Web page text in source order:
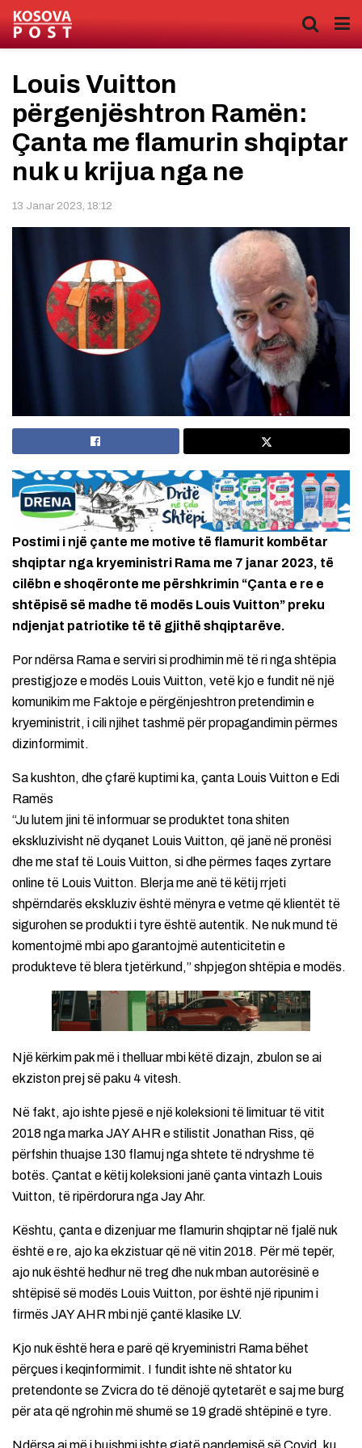
Louis Vuitton
përgenjështron Ramën:
Çanta me flamurin shqiptar
nuk u krijua nga ne
13 Janar 2023, 18:12
Postimi i një çante me motive të flamurit kombëtar
shqiptar nga kryeministri Rama me 7 janar 2023, të
cilëbn e shoqëronte me përshkrimin “Çanta e re e
shtëpisë së madhe të modës Louis Vuitton” preku
ndjenjat patriotike të të gjithë shqiptarëve.
Por ndërsa Rama e serviri si prodhimin më të ri nga shtëpia
prestigjoze e modës Louis Vuitton, vetë kjo e fundit në një
komunikim me Faktoje e përgënjeshtron pretendimin e
kryeministrit, i cili njihet tashmë për propagandimin përmes
dizinformimit.
Sa kushton, dhe çfarë kuptimi ka, çanta Louis Vuitton e Edi
Ramës
“Ju lutem jini të informuar se produktet tona shiten
ekskluzivisht në dyqanet Louis Vuitton, që janë në pronësi
dhe me staf të Louis Vuitton, si dhe përmes faqes zyrtare
online të Louis Vuitton. Blerja me anë të këtij rrjeti
shpërndarës ekskluziv është mënyra e vetme që klientët të
sigurohen se produkti i tyre është autentik. Ne nuk mund të
komentojmë mbi apo garantojmë autenticitetin e
produkteve të blera tjetërkund,” shpjegon shtëpia e modës.
Një kërkim pak më i thelluar mbi këtë dizajn, zbulon se ai
ekziston prej së paku 4 vitesh.
Në fakt, ajo ishte pjesë e një koleksioni të limituar të vitit
2018 nga marka JAY AHR e stilistit Jonathan Riss, që
përfshin thuajse 130 flamuj nga shtete të ndryshme të
botës. Çantat e këtij koleksioni janë çanta vintazh Louis
Vuitton, të ripërdorura nga Jay Ahr.
Kështu, çanta e dizenjuar me flamurin shqiptar në fjalë nuk
është e re, ajo ka ekzistuar që në vitin 2018. Për më tepër,
ajo nuk është hedhur në treg dhe nuk mban autorësinë e
shtëpisë së modës Louis Vuitton, por është një ripunim i
firmës JAY AHR mbi një çantë klasike LV.
Kjo nuk është hera e parë që kryeministri Rama bëhet
përçues i keqinformimit. I fundit ishte në shtator ku
pretendonte se Zvicra do të dënojë qytetarët e saj me burg
për ata që ngrohin më shumë se 19 gradë shtëpinë e tyre.